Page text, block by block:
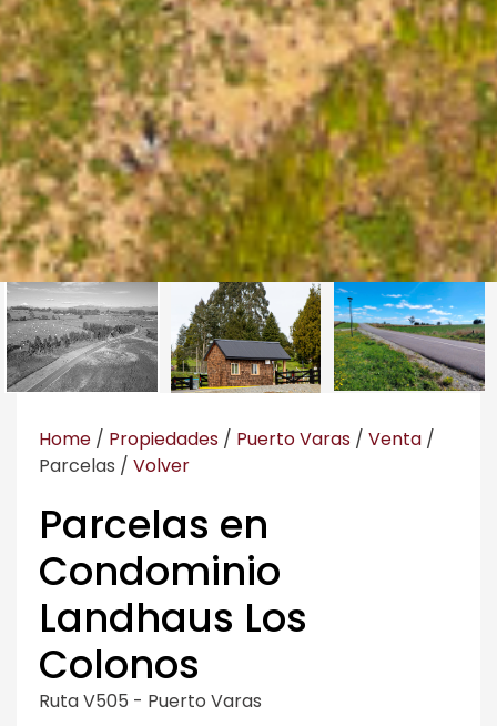
Home / Propiedades / Puerto Varas / Venta /
Parcelas / Volver
Parcelas en
Condominio
Landhaus Los
Colonos
Ruta V505 - Puerto Varas